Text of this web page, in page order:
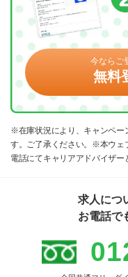
今ならご
無料
※在庫状況により、キャンペー
す。ご了承ください。※本ウェ
電話にてキャリアアドバイザー
求人につ
お電話で